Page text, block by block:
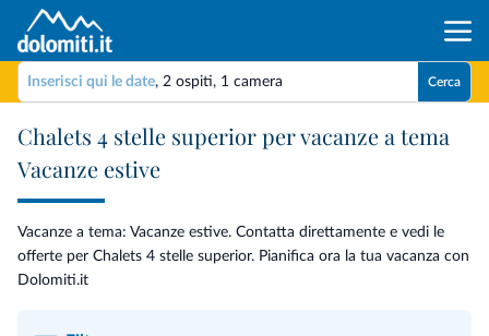
Inserisci qui le date, 2 ospiti, 1 camera Cerca
Chalets 4 stelle superior per vacanze a tema
Vacanze estive
Vacanze a tema: Vacanze estive. Contatta direttamente e vedi le
offerte per Chalets 4 stelle superior. Pianifica ora la tua vacanza con
Dolomiti.it